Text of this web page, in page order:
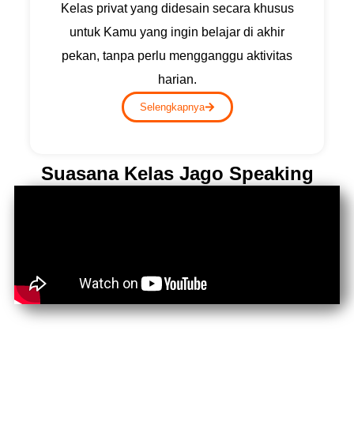
Kelas privat yang didesain secara khusus
untuk Kamu yang ingin belajar di akhir
pekan, tanpa perlu mengganggu aktivitas
harian.
Selengkapnya
Suasana Kelas Jago Speaking